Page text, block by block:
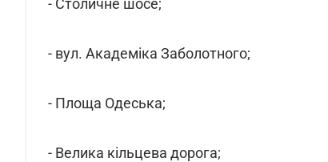
- Столичне шосе;
- вул. Академіка Заболотного;
- Площа Одеська;
- Велика кільцева дорога;